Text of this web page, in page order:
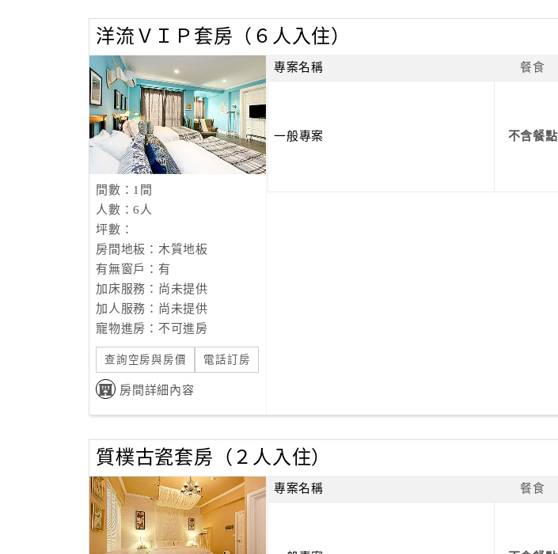
洋流ＶＩＰ套房（６人入住）
間數：1間
人數：6人
坪數：
房間地板：木質地板
有無窗戶：有
加床服務：尚未提供
加人服務：尚未提供
寵物進房：不可進房
查詢空房與房價 電話訂房
房間詳細內容
專案名稱 餐食
一般專案 不含餐點
質樸古瓷套房（２人入住）
專案名稱 餐食